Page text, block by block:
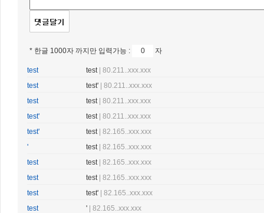
* 한글 1000자 까지만 입력가능 : 자
test test | 80.211..xxx.xxx
test
test'
| 80.211..xxx.xxx
test
test | 80.211..xxx.xxx
test'
test | 80.211..xxx.xxx
test'
test | 82.165..xxx.xxx
'
test | 82.165..xxx.xxx
test
test | 82.165..xxx.xxx
test
test | 82.165..xxx.xxx
test
test'
| 82.165..xxx.xxx
test
'
| 82.165..xxx.xxx